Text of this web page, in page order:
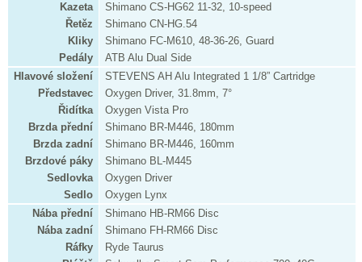
Kazeta
Shimano CS-HG62 11-32, 10-speed
Řetěz
Shimano CN-HG.54
Kliky
Shimano FC-M610, 48-36-26, Guard
Pedály
ATB Alu Dual Side
Hlavové složení
STEVENS AH Alu Integrated 1 1/8” Cartridge
Představec
Oxygen Driver, 31.8mm, 7°
Řidítka
Oxygen Vista Pro
Brzda přední
Shimano BR-M446, 180mm
Brzda zadní
Shimano BR-M446, 160mm
Brzdové páky
Shimano BL-M445
Sedlovka
Oxygen Driver
Sedlo
Oxygen Lynx
Nába přední
Shimano HB-RM66 Disc
Nába zadní
Shimano FH-RM66 Disc
Ráfky
Ryde Taurus